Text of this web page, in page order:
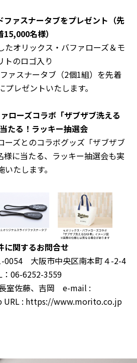
ァスナータブをプレゼント（先
15,000名様）
たオリックス・バファローズ＆モ
トのロゴ入り
ァスナータブ（2個1組）を先着
プレゼントいたします。
ローズコラボ「ザブザブ洗える
たる！ラッキー抽選会
ーズとのコラボグッズ「ザブザブ
様に当たる、ラッキー抽選会も実
いたします。
に関するお問合せ
0054 大阪市中央区南本町４-2-4
：06-6252-3559
長室佐藤、吉岡 e-mail :
URL : https://www.morito.co.jp